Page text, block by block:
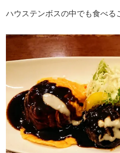
ハウステンボスの中でも食べる